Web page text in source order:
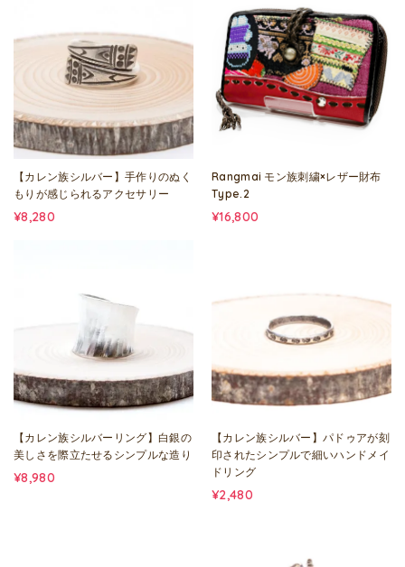
【カレン族シルバー】手作りのぬく
もりが感じられるアクセサリー
¥8,280
Rangmai モン族刺繍×レザー財布
Type.2
¥16,800
【カレン族シルバーリング】白銀の
美しさを際立たせるシンプルな造り
¥8,980
【カレン族シルバー】パドゥアが刻
印されたシンプルで細いハンドメイ
ドリング
¥2,480